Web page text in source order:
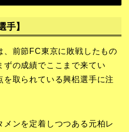
手】
、前節FC東京に敗戦したもの
ずの成績でここまで来てい
を取られている興梠選手に注
メンを定着しつつある元柏レ